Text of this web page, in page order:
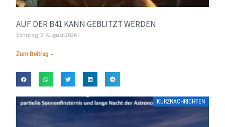
AUF DER B41 KANN GEBLITZT WERDEN
Sonntag, 2. August 2026
Zum Beitrag »
KURZNACHRICHTEN